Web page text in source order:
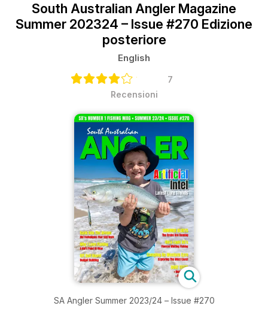
South Australian Angler Magazine
Summer 202324 – Issue #270 Edizione
posteriore
English
7
Recensioni
SA Angler Summer 2023/24 – Issue #270